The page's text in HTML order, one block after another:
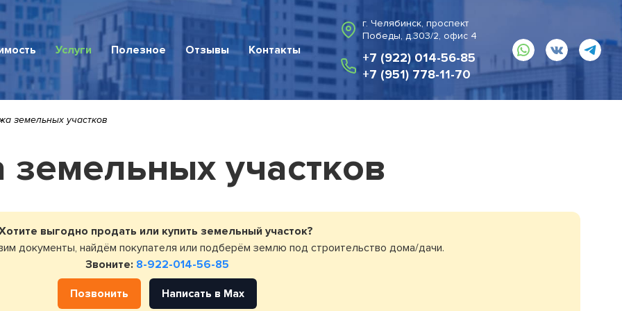
участки
недвижимость
Услуги Полезное Отзывы Контакты
г. Челябинск, проспект
Победы, д.303/2, офис 4
+7 (922) 014-56-85
+7 (951) 778-11-70
земельных участков
участков
выгодно продать или купить земельный участок?
документы, найдём покупателя или подберём землю под строительство дома/дачи.
Звоните: 8-922-014-56-85
Позвонить Написать в Max